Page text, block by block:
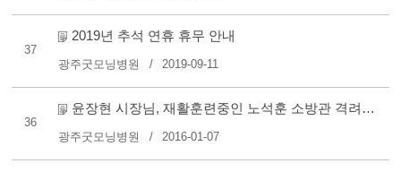
37
2019년 추석 연휴 휴무 안내
광주굿모닝병원 2019-09-11
36
윤장현 시장님, 재활훈련중인 노석훈 소방관 격려차 본원 방..
광주굿모닝병원 2016-01-07